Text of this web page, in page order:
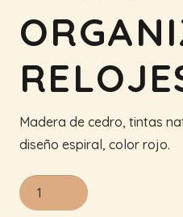
Madera de cedro, tintas
diseño espiral, color rojo.
Organizador
Relojes